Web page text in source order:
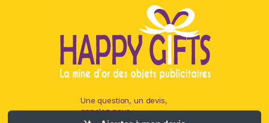
Une question, un devis,
appelez nous :